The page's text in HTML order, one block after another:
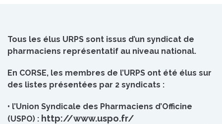
Tous les élus URPS sont issus d’un syndicat de
pharmaciens représentatif au niveau national.
En CORSE, les membres de l’URPS ont été élus sur
des listes présentées par 2 syndicats :
• l’Union Syndicale des Pharmaciens d’Officine
(USPO) : http://www.uspo.fr/